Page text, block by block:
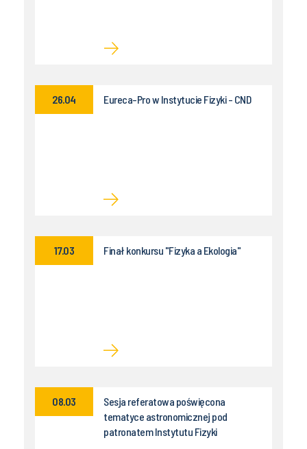
Eureca-Pro w Instytucie Fizyki - CND
26.04
Finał konkursu "Fizyka a Ekologia"
17.03
Sesja referatowa poświęcona
tematyce astronomicznej pod
patronatem Instytutu Fizyki
08.03